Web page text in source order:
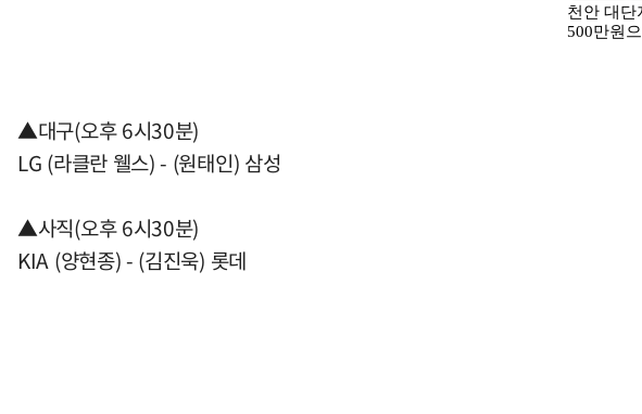
▲대구(오후 6시30분)
LG (라클란 웰스) - (원태인) 삼성
▲사직(오후 6시30분)
KIA (양현종) - (김진욱) 롯데